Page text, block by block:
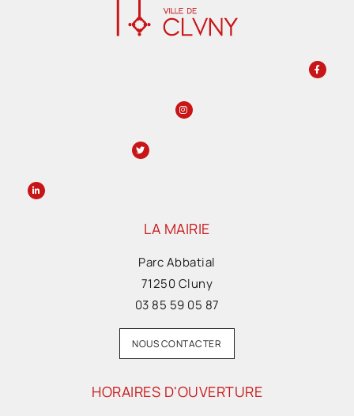
LA MAIRIE
Parc Abbatial
71250 Cluny
03 85 59 05 87
NOUS CONTACTER
HORAIRES D'OUVERTURE